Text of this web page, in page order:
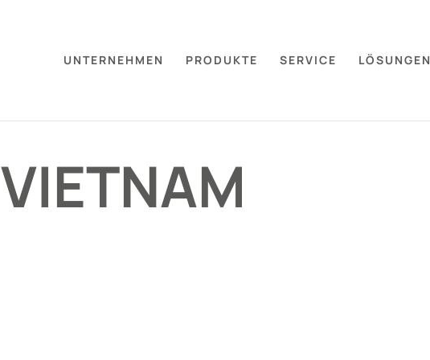
UNTERNEHMEN PRODUKTE SERVICE LÖSUNGEN
VIETNAM